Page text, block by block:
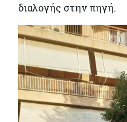
διαλογής στην πηγή.